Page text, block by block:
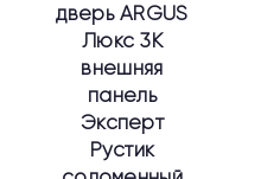
дверь ARGUS
Люкс 3К
внешняя
панель
Эксперт
Рустик
странице
товара.